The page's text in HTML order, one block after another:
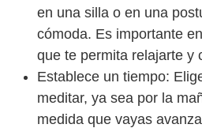
en una silla o en una
cómoda. Es importante
que te permita relajarte y
Establece un tiempo:
meditar, ya sea por la
medida que vayas